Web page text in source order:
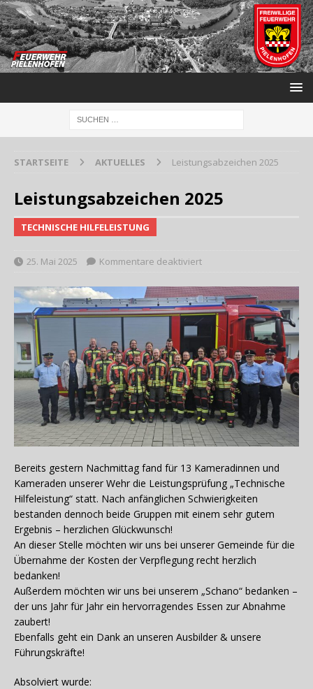
STARTSEITE AKTUELLES Leistungsabzeichen 2025
Leistungsabzeichen 2025
TECHNISCHE HILFELEISTUNG
25. Mai 2025 Kommentare deaktiviert
Bereits gestern Nachmittag fand für 13 Kameradinnen und
Kameraden unserer Wehr die Leistungsprüfung „Technische
Hilfeleistung“ statt. Nach anfänglichen Schwierigkeiten
bestanden dennoch beide Gruppen mit einem sehr gutem
Ergebnis – herzlichen Glückwunsch!
An dieser Stelle möchten wir uns bei unserer Gemeinde für die
Übernahme der Kosten der Verpflegung recht herzlich
bedanken!
Außerdem möchten wir uns bei unserem „Schano“ bedanken –
der uns Jahr für Jahr ein hervorragendes Essen zur Abnahme
zaubert!
Ebenfalls geht ein Dank an unseren Ausbilder & unsere
Führungskräfte!
Absolviert wurde: